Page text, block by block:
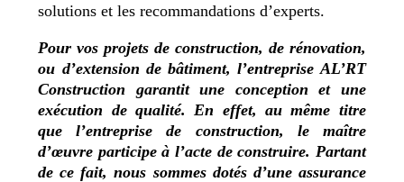
solutions et les recommandations d’experts.
Pour vos projets de construction, de rénovation,
ou d’extension de bâtiment, l’entreprise AL’RT
Construction garantit une conception et une
exécution de qualité. En effet, au même titre
que l’entreprise de construction, le maître
d’œuvre participe à l’acte de construire. Partant
de ce fait, nous sommes dotés d’une assurance